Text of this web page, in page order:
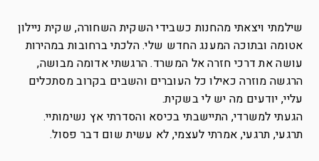
שילמתי ויצאתי מהחנות כשבידי השקית השחורה, שקית ניילון
אטומה ובתוכה המענג החדש שלי. הלכתי ברחובות במהירות
עושה את דרכי חזרה אל המשרד.הרגשתי אדומה מבושה,
הרגשה מוזרה כאילו כל העוברים והשבים בקרוב מסתכלים
עליי, יודעים מה יש לי בשקית.
הגעתי למשרדי, התיישבתי בכיסא והסדרתי אץ נשימותיי.
תרגעי, תרגעי, אמרתי לעצמי, לא עשית שום דבר פסול.